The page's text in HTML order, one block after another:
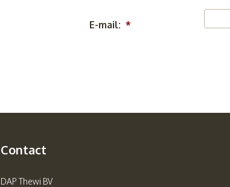
E-mail: *
Contact
DAP Thewi BV